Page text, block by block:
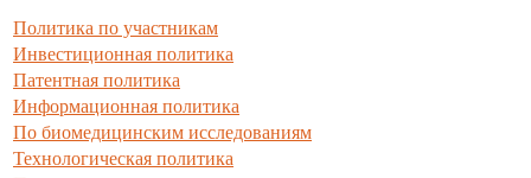
Политика по участникам
Инвестиционная политика
Патентная политика
Информационная политика
По биомедицинским исследованиям
Технологическая политика